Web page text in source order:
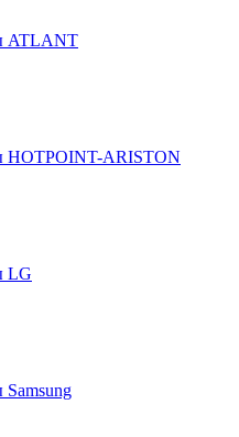
ATLANT
ARISTON
LG